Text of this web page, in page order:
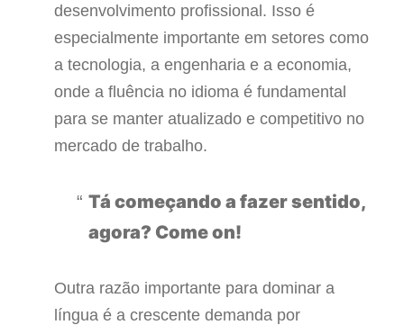
desenvolvimento profissional. Isso é
especialmente importante em setores como
a tecnologia, a engenharia e a economia,
onde a fluência no idioma é fundamental
para se manter atualizado e competitivo no
mercado de trabalho.
Tá começando a fazer sentido,
agora? Come on!
Outra razão importante para dominar a
língua é a crescente demanda por